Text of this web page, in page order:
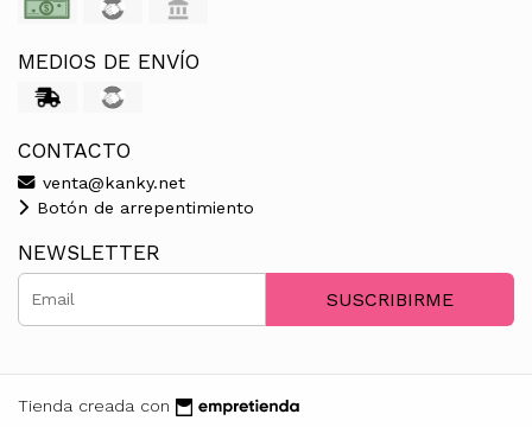
MEDIOS DE ENVÍO
CONTACTO
venta@kanky.net
Botón de arrepentimiento
NEWSLETTER
SUSCRIBIRME
Tienda creada con